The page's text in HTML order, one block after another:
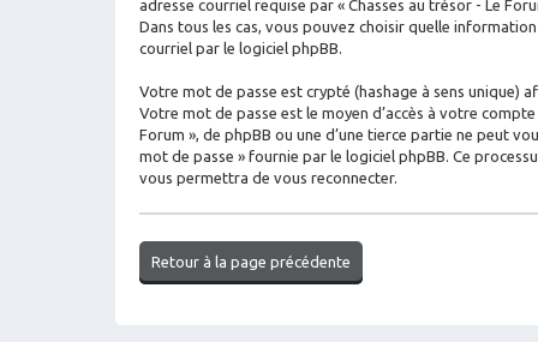
adresse courriel requise par « Chasses au trésor - Le
Dans tous les cas, vous pouvez choisir quelle
courriel par le logiciel phpBB.
Votre mot de passe est crypté (hashage à sens unique)
Votre mot de passe est le moyen d’accès à votre
Forum », de phpBB ou une d’une tierce partie ne peut
mot de passe » fournie par le logiciel phpBB. Ce
vous permettra de vous reconnecter.
Retour à la page précédente